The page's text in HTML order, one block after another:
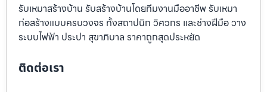
รับเหมาสร้างบ้าน รับสร้างบ้านโดยทีมงานมืออาชีพ รับเหมา
ก่อสร้างแบบครบวงจร ทั้งสถาปนิก วิศวกร และช่างฝีมือ วาง
ระบบไฟฟ้า ประปา สุขาภิบาล ราคาถูกสุดประหยัด
ติดต่อเรา